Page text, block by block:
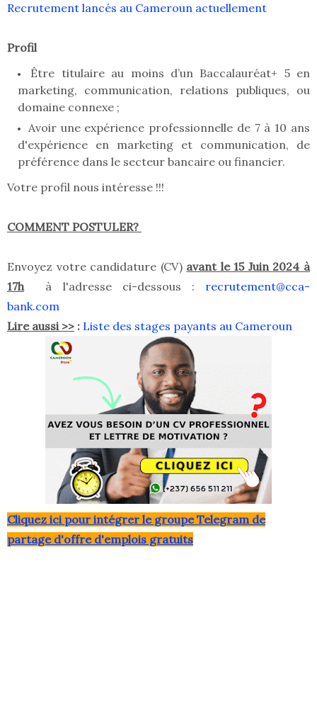
Recrutement lancés au Cameroun actuellement
Profil
Être titulaire au moins d’un Baccalauréat+ 5 en
marketing, communication, relations publiques, ou
domaine connexe ;
Avoir une expérience professionnelle de 7 à 10 ans
d'expérience en marketing et communication, de
préférence dans le secteur bancaire ou financier.
Votre profil nous intéresse !!!
COMMENT POSTULER?
Envoyez votre candidature (CV) avant le 15 Juin 2024 à
17hà l'adresse ci-dessous : recrutement@cca-
bank.com
Lire aussi >> : Liste des stages payants au Cameroun
Cliquez ici pour intégrer le groupe Telegram de
partage d'offre d'emplois gratuits